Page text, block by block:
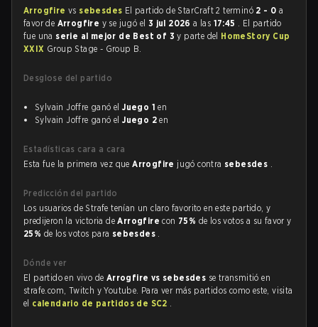
Arrogfire vs sebesdes El partido de StarCraft 2 terminó 2 - 0 a
favor de Arrogfire y se jugó el 3 jul 2026a las 17:45 . El partido
fue una serie al mejor de Best of 3y parte del HomeStory Cup
XXIX Group Stage - Group B.
Desglose del partido
Sylvain Joffre ganó elJuego 1 en
Sylvain Joffre ganó elJuego 2 en
Estadísticas cara a cara
Esta fue la primera vez queArrogfire jugó contra sebesdes .
Predicción del partido
Los usuarios de Strafe tenían un claro favorito en este partido, y
predijeron la victoria deArrogfirecon 75% de los votos a su favor y
25% de los votos para sebesdes .
Dónde ver
El partido en vivo de Arrogfire vs sebesdes se transmitió en
strafe.com, Twitch y Youtube. Para ver más partidos como este, visita
el calendario de partidos de SC2 .